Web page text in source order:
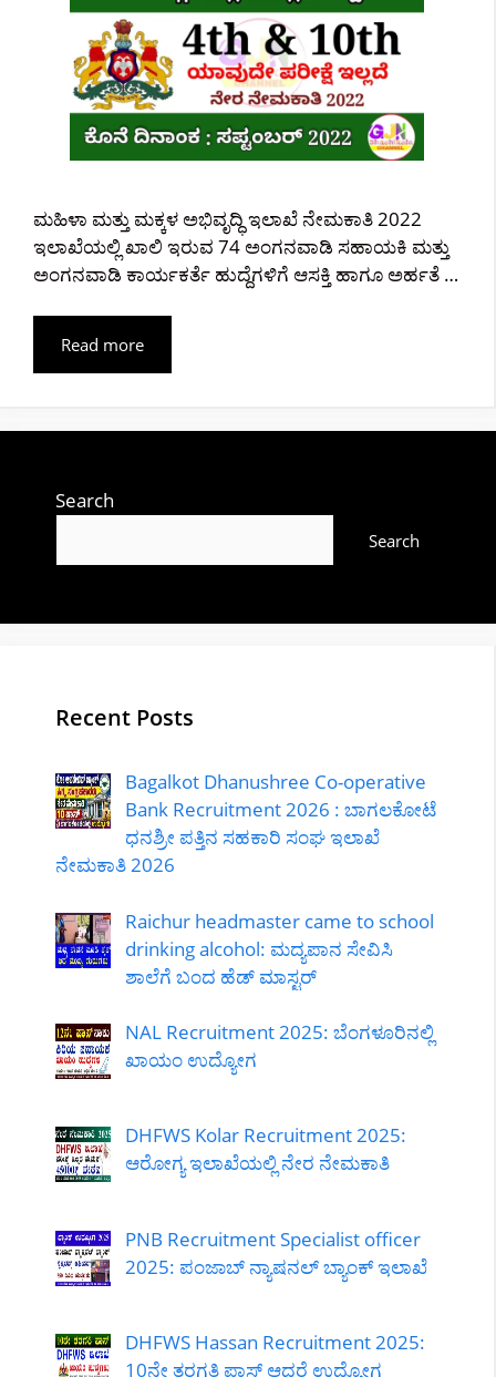
ಮಹಿಳಾ ಮತ್ತು ಮಕ್ಕಳ ಅಭಿವೃದ್ಧಿ ಇಲಾಖೆ ನೇಮಕಾತಿ 2022
ಇಲಾಖೆಯಲ್ಲಿ ಖಾಲಿ ಇರುವ 74 ಅಂಗನವಾಡಿ ಸಹಾಯಕಿ ಮತ್ತು
ಅಂಗನವಾಡಿ ಕಾರ್ಯಕರ್ತೆ ಹುದ್ದೆಗಳಿಗೆ ಆಸಕ್ತಿ ಹಾಗೂ ಅರ್ಹತೆ …
Read more
Search
Search
Recent Posts
Bagalkot Dhanushree Co-operative
Bank Recruitment 2026 : ಬಾಗಲಕೋಟೆ
ಧನಶ್ರೀ ಪತ್ತಿನ ಸಹಕಾರಿ ಸಂಘ ಇಲಾಖೆ
ನೇಮಕಾತಿ 2026
Raichur headmaster came to school
drinking alcohol: ಮದ್ಯಪಾನ ಸೇವಿಸಿ
ಶಾಲೆಗೆ ಬಂದ ಹೆಡ್ ಮಾಸ್ಟರ್
NAL Recruitment 2025: ಬೆಂಗಳೂರಿನಲ್ಲಿ
ಖಾಯಂ ಉದ್ಯೋಗ
DHFWS Kolar Recruitment 2025:
ಆರೋಗ್ಯ ಇಲಾಖೆಯಲ್ಲಿ ನೇರ ನೇಮಕಾತಿ
PNB Recruitment Specialist officer
2025: ಪಂಜಾಬ್ ನ್ಯಾಷನಲ್ ಬ್ಯಾಂಕ್ ಇಲಾಖೆ
DHFWS Hassan Recruitment 2025:
10ನೇ ತರಗತಿ ಪಾಸ್ ಆದರೆ ಉದ್ಯೋಗ